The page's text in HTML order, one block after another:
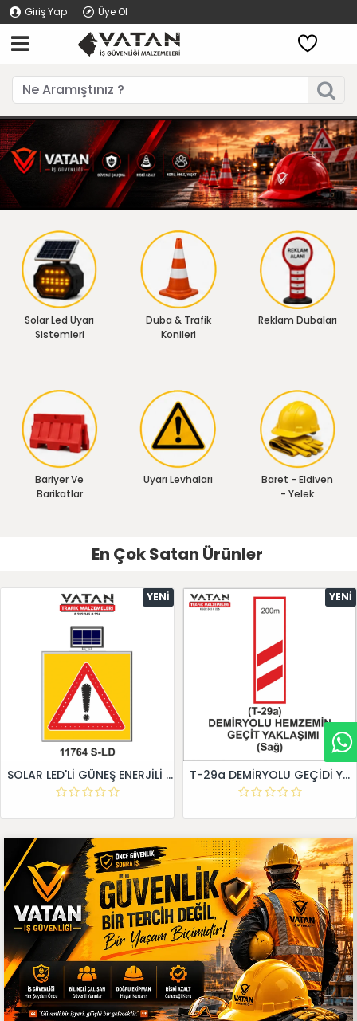
Giriş Yap Üye Ol
Solar Led Uyarı
Sistemleri
Duba & Trafik
Konileri
Reklam Dubaları
Bariyer Ve
Barikatlar
Uyarı Levhaları
Baret - Eldiven
- Yelek
En Çok Satan Ürünler
YENI
SOLAR LED'Lİ GÜNEŞ ENERJİLİ LEVHA
YENI
T-29a DEMİRYOLU GEÇİDİ YAKLAŞIM LEVHALARI (Sağ)